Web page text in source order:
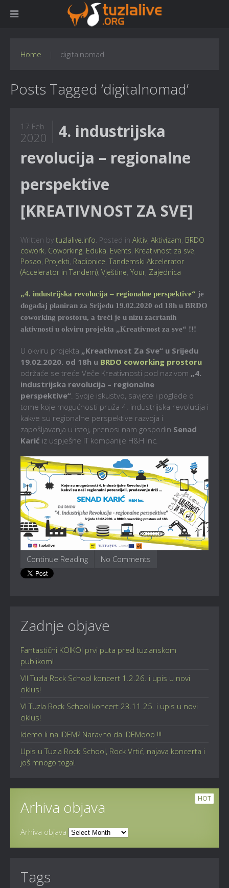
Home digitalnomad
Posts Tagged ‘digitalnomad’
17 Feb
2020
4. industrijska
revolucija – regionalne
perspektive
[KREATIVNOST ZA SVE]
Written by tuzlalive.info. Posted in Aktiv, Aktivizam, BRDO
cowork, Coworking, Eduka, Events, Kreativnost za sve,
Posao, Projekti, Radionice, Tandemski Akcelerator
(Accelerator in Tandem), Vještine, Your, Zajednica
„4. industrijska revolucija – regionalne perspektive“ je
događaj planiran za Srijedu 19.02.2020 od 18h u BRDO
coworking prostoru, a treći je u nizu zacrtanih
aktivnosti u okviru projekta „Kreativnost za sve“ !!!
U okviru projekta „Kreativnost Za Sve“ u Srijedu
19.02.2020. od 18h u BRDO coworking prostoru
održaće se treće Veče Kreativnosti pod nazivom „4.
industrijska revolucija – regionalne
perspektive“. Svoje iskustvo, savjete i poglede o
tome koje mogućnosti pruža 4. industrijska revolucija i
kakve su regionalne perspektive razvoja i
zapošljavanja u istoj, prenosi nam gospodin Senad
Karić iz uspješne IT kompanije H&H Inc.
Continue Reading No Comments
Zadnje objave
Fantastični KOIKOI prvi puta pred tuzlanskom
publikom!
VII Tuzla Rock School koncert 1.2.26. i upis u novi
ciklus!
VI Tuzla Rock School koncert 23.11.25. i upis u novi
ciklus!
Idemo li na IDEM? Naravno da IDEMooo !!!
Upis u Tuzla Rock School, Rock Vrtić, najava koncerta i
još mnogo toga!
HOT
Arhiva objava
Arhiva objava
Tags